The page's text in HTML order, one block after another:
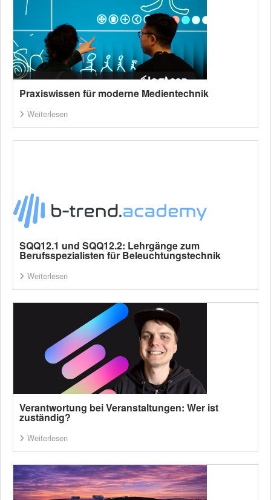
Praxiswissen für moderne Medientechnik
Weiterlesen
SQQ12.1 und SQQ12.2: Lehrgänge zum
Berufsspezialisten für Beleuchtungstechnik
Weiterlesen
Verantwortung bei Veranstaltungen: Wer ist
zuständig?
Weiterlesen